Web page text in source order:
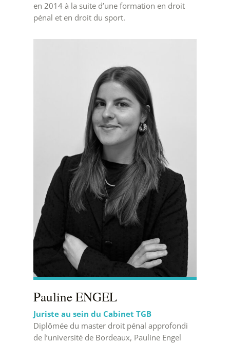
en 2014 à la suite d’une formation en droit
pénal et en droit du sport.
Pauline ENGEL
Juriste au sein du Cabinet TGB
Diplômée du master droit pénal approfondi
de l’université de Bordeaux, Pauline Engel